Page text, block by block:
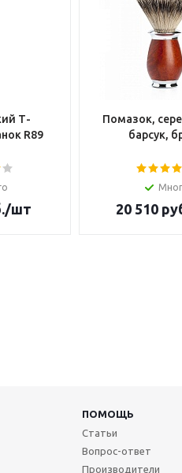
Т-
R89
/шт
Помазок,
барсук,
20 510
ПОМОЩЬ
Статьи
Вопрос-ответ
Производители